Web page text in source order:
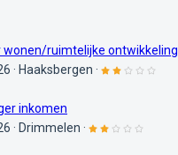
wonen/ruimtelijke ontwikkeling
· Haaksbergen ·
inkomen
· Drimmelen ·